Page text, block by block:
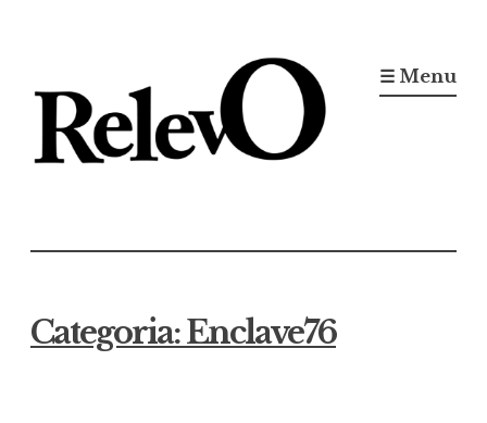
conteúdo
☰ Menu
Categoria:Enclave76